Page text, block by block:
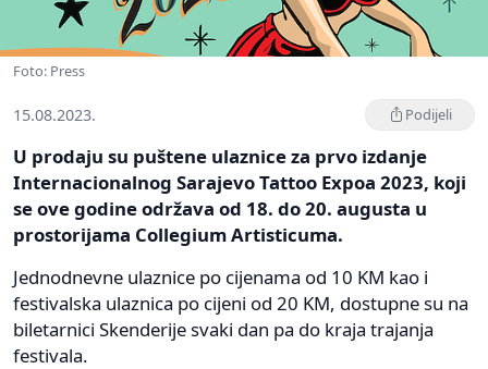
Foto: Press
15.08.2023. Podijeli
U prodaju su puštene ulaznice za prvo izdanje
Internacionalnog Sarajevo Tattoo Expoa 2023, koji
se ove godine održava od 18. do 20. augusta u
prostorijama Collegium Artisticuma.
Jednodnevne ulaznice po cijenama od 10 KM kao i
festivalska ulaznica po cijeni od 20 KM, dostupne su na
biletarnici Skenderije svaki dan pa do kraja trajanja
festivala.